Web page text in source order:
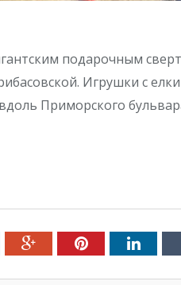
подарочным
Игрушки с
Приморского
Google+Pinterest